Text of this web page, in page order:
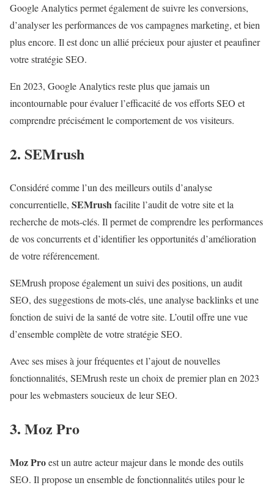
Google Analytics permet également de suivre les conversions,
d’analyser les performances de vos campagnes marketing, et bien
plus encore. Il est donc un allié précieux pour ajuster et peaufiner
votre stratégie SEO.
En 2023, Google Analytics reste plus que jamais un
incontournable pour évaluer l’efficacité de vos efforts SEO et
comprendre précisément le comportement de vos visiteurs.
2. SEMrush
Considéré comme l’un des meilleurs outils d’analyse
concurrentielle, SEMrushfacilite l’audit de votre site et la
recherche de mots-clés. Il permet de comprendre les performances
de vos concurrents et d’identifier les opportunités d’amélioration
de votre référencement.
SEMrush propose également un suivi des positions, un audit
SEO, des suggestions de mots-clés, une analyse backlinks et une
fonction de suivi de la santé de votre site. L’outil offre une vue
d’ensemble complète de votre stratégie SEO.
Avec ses mises à jour fréquentes et l’ajout de nouvelles
fonctionnalités, SEMrush reste un choix de premier plan en 2023
pour les webmasters soucieux de leur SEO.
3. Moz Pro
Moz Proest un autre acteur majeur dans le monde des outils
SEO. Il propose un ensemble de fonctionnalités utiles pour le